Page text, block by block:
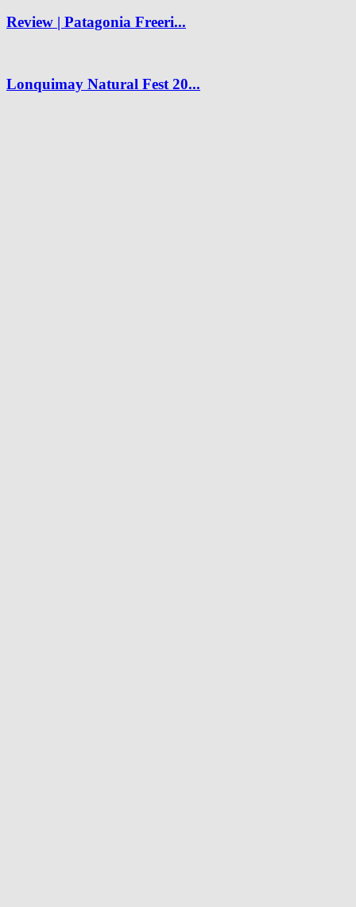
Review | Patagonia Freeri...
Lonquimay Natural Fest 20...